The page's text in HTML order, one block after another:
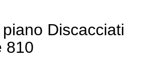
Discacciati
810